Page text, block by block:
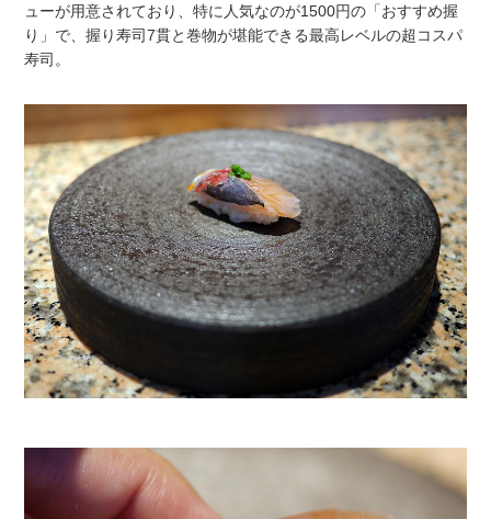
ューが用意されており、特に人気なのが1500円の「おすすめ握
り」で、握り寿司7貫と巻物が堪能できる最高レベルの超コスパ
寿司。